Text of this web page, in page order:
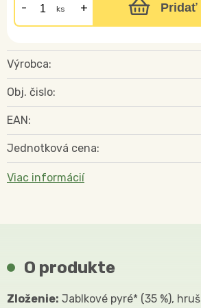
ks Pridať
Výrobca:
Obj. čislo:
EAN:
Jednotková cena:
Viac informácií
O produkte
Zloženie: Jablkové pyré* (35 %),